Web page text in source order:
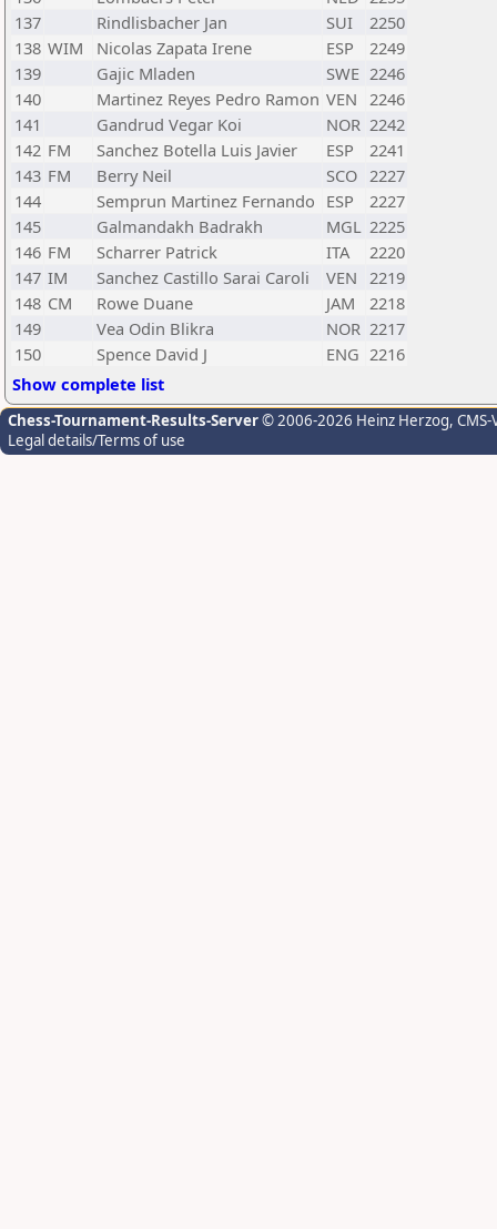
137
Rindlisbacher Jan SUI
2250
138 WIM Nicolas Zapata Irene ESP
2249
139
Gajic Mladen SWE 2246
140
Martinez Reyes Pedro Ramon VEN 2246
141
Gandrud Vegar Koi NOR 2242
142 FM Sanchez Botella Luis Javier ESP
2241
143 FM Berry Neil SCO 2227
144
Semprun Martinez Fernando ESP
2227
145
Galmandakh Badrakh MGL 2225
146 FM Scharrer Patrick ITA
2220
147 IM Sanchez Castillo Sarai Caroli VEN 2219
148 CM Rowe Duane JAM
2218
149
Vea Odin Blikra NOR 2217
150
Spence David J ENG 2216
Show complete list
Chess-Tournament-Results-Server© 2006-2026 Heinz Herzog,
Legal details/Terms of use